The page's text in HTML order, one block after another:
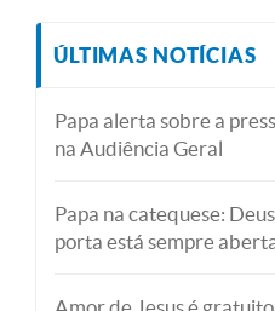
ÚLTIMAS NOTÍCIAS
Papa alerta sobre a
na Audiência Geral
Papa na catequese:
porta está sempre